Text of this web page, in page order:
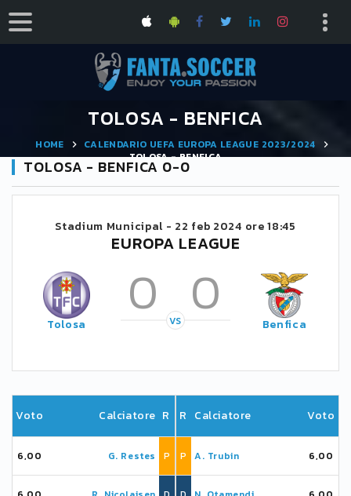
TOLOSA - BENFICA
HOME
CALENDARIO UEFA EUROPA LEAGUE 2023/2024
TOLOSA - BENFICA
TOLOSA - BENFICA 0-0
Stadium Municipal - 22 feb 2024 ore 18:45
EUROPA LEAGUE
Tolosa 0 0
VS Benfica
Voto Calciatore R
6,00 G. Restes P
R Calciatore Voto
P A. Trubin 6,00